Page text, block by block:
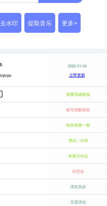
水印 提取音乐 更多>
2026-01-04
立即更新
权重等级较低
账号指数较差
粉丝质量一般
赞比：0.43
未展示作品
待优化
优化良好
无需优化